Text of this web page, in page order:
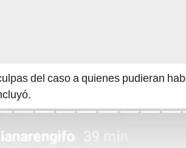
del caso a quienes pudieran